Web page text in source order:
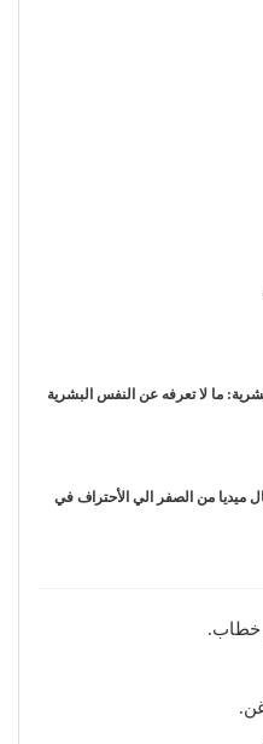
ما لا تعرفه عن النفس البشرية
من الصفر الي الأحتراف في
خطاب.